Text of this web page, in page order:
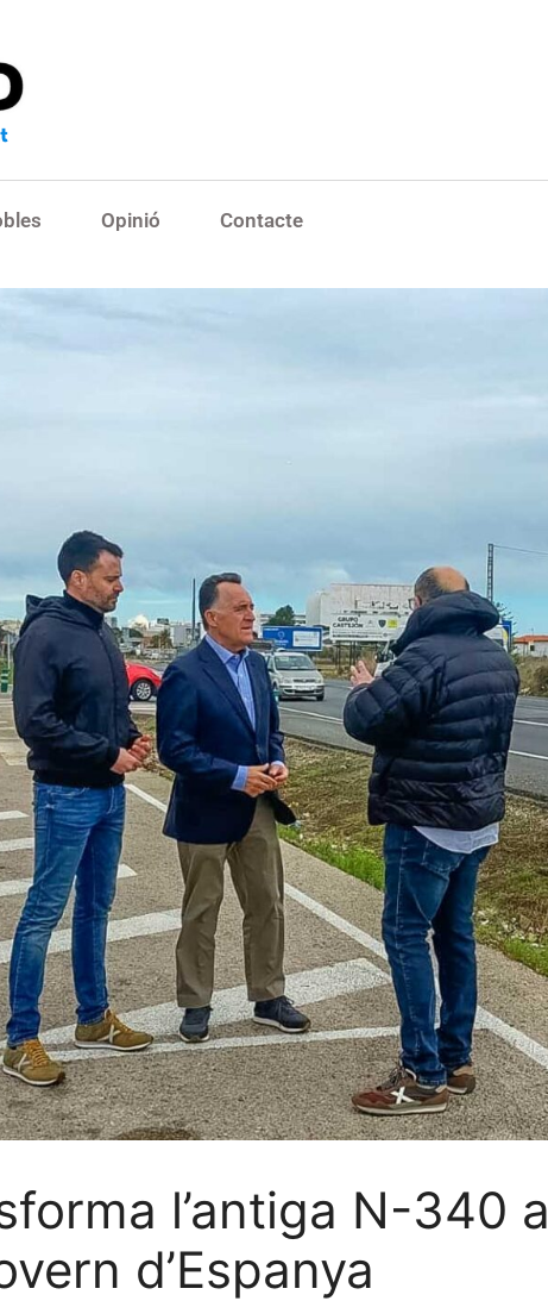
Opinió Contacte
l’antiga N-340
d’Espanya